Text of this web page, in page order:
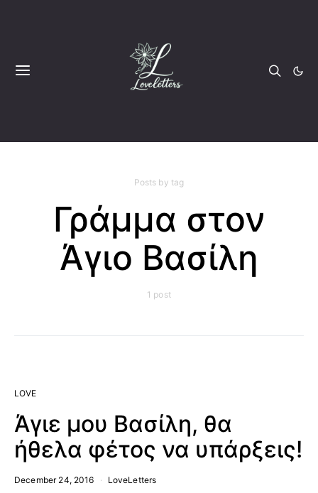
Posts by tag
Γράμμα στον
Άγιο Βασίλη
1 post
LOVE
Άγιε μου Βασίλη, θα
ήθελα φέτος να υπάρξεις!
December 24, 2016 LoveLetters